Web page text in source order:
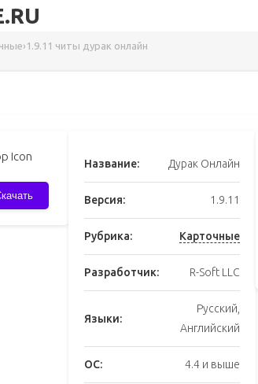
› 1.9.11 читы дурак онлайн
Название: Дурак Онлайн
Версия: 1.9.11
Рубрика: Карточные
Разработчик: R-Soft LLC
Языки:
Русский,
Английский
ОС: 4.4 и выше